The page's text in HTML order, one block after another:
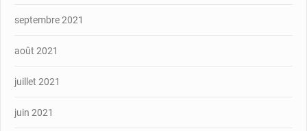
septembre 2021
août 2021
juillet 2021
juin 2021